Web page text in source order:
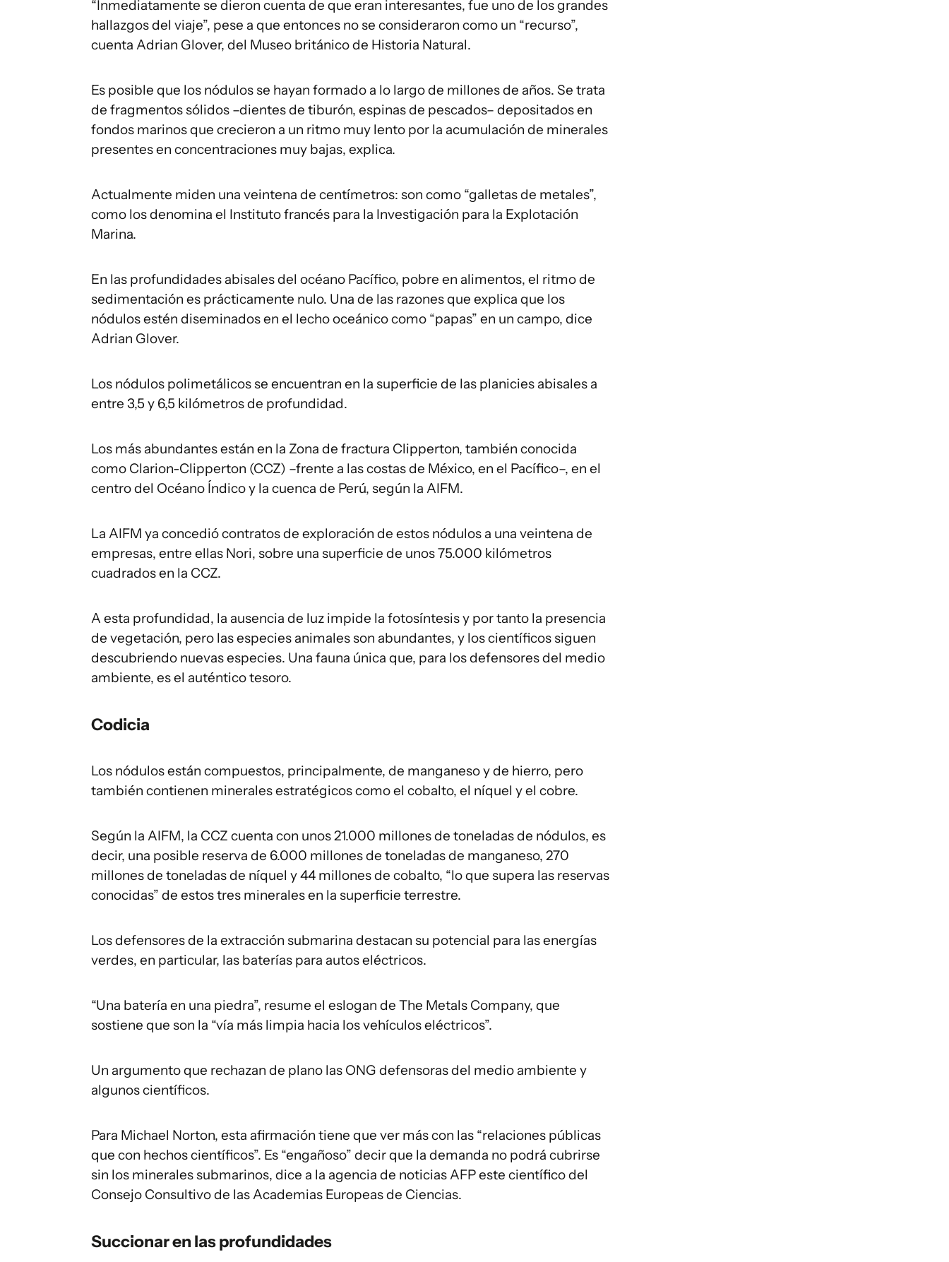
“Inmediatamente se dieron cuenta de que eran interesantes, fue uno de los grandes
hallazgos del viaje”, pese a que entonces no se consideraron como un “recurso”,
cuenta Adrian Glover, del Museo británico de Historia Natural.
Es posible que los nódulos se hayan formado a lo largo de millones de años. Se trata
de fragmentos sólidos –dientes de tiburón, espinas de pescados– depositados en
fondos marinos que crecieron a un ritmo muy lento por la acumulación de minerales
presentes en concentraciones muy bajas, explica.
Actualmente miden una veintena de centímetros: son como “galletas de metales”,
como los denomina el Instituto francés para la Investigación para la Explotación
Marina.
En las profundidades abisales del océano Pacífico, pobre en alimentos, el ritmo de
sedimentación es prácticamente nulo. Una de las razones que explica que los
nódulos estén diseminados en el lecho oceánico como “papas” en un campo, dice
Adrian Glover.
Los nódulos polimetálicos se encuentran en la superficie de las planicies abisales a
entre 3,5 y 6,5 kilómetros de profundidad.
Los más abundantes están en la Zona de fractura Clipperton, también conocida
como Clarion-Clipperton (CCZ) –frente a las costas de México, en el Pacífico–, en el
centro del Océano Índico y la cuenca de Perú, según la AIFM.
La AIFM ya concedió contratos de exploración de estos nódulos a una veintena de
empresas, entre ellas Nori, sobre una superficie de unos 75.000 kilómetros
cuadrados en la CCZ.
A esta profundidad, la ausencia de luz impide la fotosíntesis y por tanto la presencia
de vegetación, pero las especies animales son abundantes, y los científicos siguen
descubriendo nuevas especies. Una fauna única que, para los defensores del medio
ambiente, es el auténtico tesoro.
Codicia
Los nódulos están compuestos, principalmente, de manganeso y de hierro, pero
también contienen minerales estratégicos como el cobalto, el níquel y el cobre.
Según la AIFM, la CCZ cuenta con unos 21.000 millones de toneladas de nódulos, es
decir, una posible reserva de 6.000 millones de toneladas de manganeso, 270
millones de toneladas de níquel y 44 millones de cobalto, “lo que supera las reservas
conocidas” de estos tres minerales en la superficie terrestre.
Los defensores de la extracción submarina destacan su potencial para las energías
verdes, en particular, las baterías para autos eléctricos.
“Una batería en una piedra”, resume el eslogan de The Metals Company, que
sostiene que son la “vía más limpia hacia los vehículos eléctricos”.
Un argumento que rechazan de plano las ONG defensoras del medio ambiente y
algunos científicos.
Para Michael Norton, esta afirmación tiene que ver más con las “relaciones públicas
que con hechos científicos”. Es “engañoso” decir que la demanda no podrá cubrirse
sin los minerales submarinos, dice a la agencia de noticias AFP este científico del
Consejo Consultivo de las Academias Europeas de Ciencias.
Succionar en las profundidades